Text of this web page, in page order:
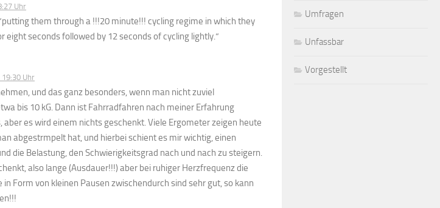
Uhr
them through a !!!20 minute!!! cycling regime in which they
eight seconds followed by 12 seconds of cycling lightly.“
Uhr
und das ganz besonders, wenn man nicht zuviel
bis 10 kG. Dann ist Fahrradfahren nach meiner Erfahrung
es wird einem nichts geschenkt. Viele Ergometer zeigen heute
abgestrmpelt hat, und hierbei schient es mir wichtig, einen
die Belastung, den Schwierigkeitsgrad nach und nach zu steigern.
also lange (Ausdauer!!!) aber bei ruhiger Herzfrequenz die
Form von kleinen Pausen zwischendurch sind sehr gut, so kann
Umfragen
Unfassbar
Vorgestellt